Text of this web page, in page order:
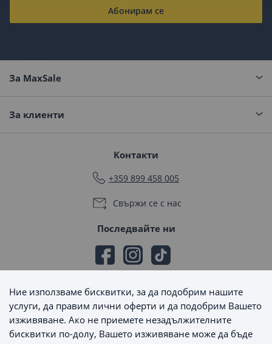
Абонирам се
За MaxSale
За клиенти
Контакти
+359 899 458 005
Свържи се с нас
Последвайте ни
Начини на плащане
Ние използваме бисквитки, за да подобрим нашите
услуги, да правим лични оферти и да подобрим Вашето
изживяване. Ако не приемете незадължителните
бисквитки по-долу, Вашето изживяване може да бъде